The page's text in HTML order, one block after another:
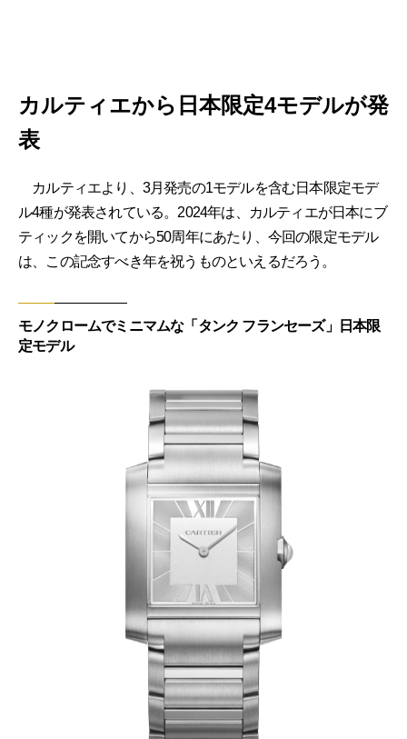
カルティエから日本限定4モデルが発
表
カルティエより、3月発売の1モデルを含む日本限定モデ
ル4種が発表されている。2024年は、カルティエが日本にブ
ティックを開いてから50周年にあたり、今回の限定モデル
は、この記念すべき年を祝うものといえるだろう。
モノクロームでミニマムな「タンク フランセーズ」日本限
定モデル